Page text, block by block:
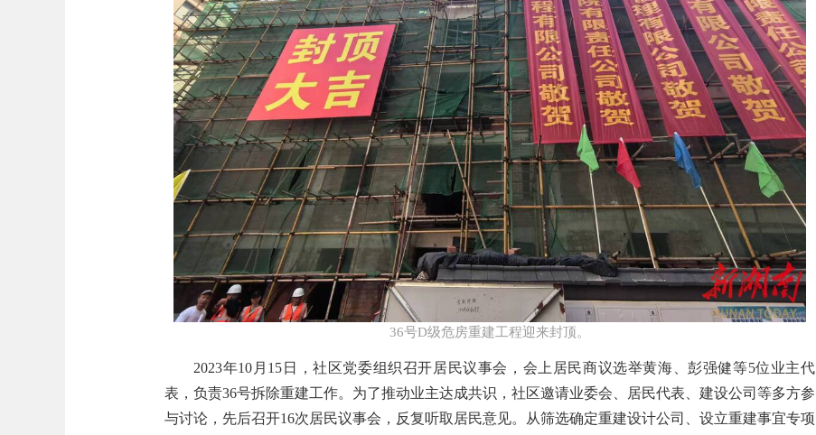
36号D级危房重建工程迎来封顶。
2023年10 月 15 日，社区党委组织召开居民议事会，会上居民商议选举黄海、彭强健等5位业主代
表，负责36号拆除重建工作。为了推动业主达成共识，社区邀请业委会、居民代表、建设公司等多方参
与讨论，先后召开16次居民议事会，反复听取居民意见。从筛选确定重建设计公司、设立重建事宜专项